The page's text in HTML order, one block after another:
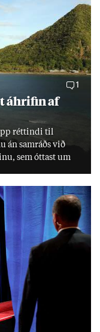
1
áhrif­in af
rétt­indi til
án sam­ráðs við
sem ótt­ast um